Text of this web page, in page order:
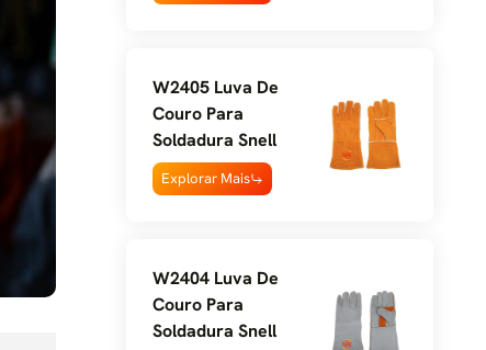
W2405 Luva De
Couro Para
Soldadura Snell
Explorar Mais
W2404 Luva De
Couro Para
Soldadura Snell